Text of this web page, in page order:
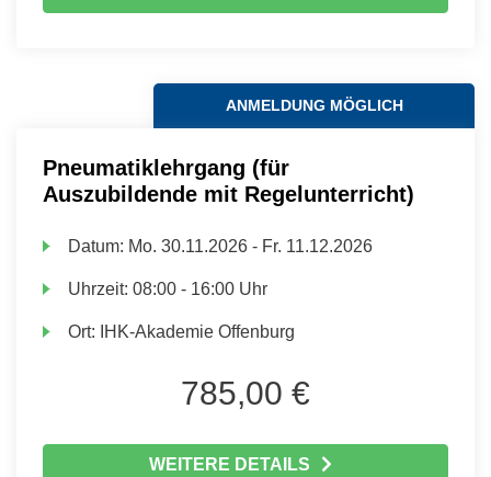
ANMELDUNG MÖGLICH
Pneumatiklehrgang (für
Auszubildende mit Regelunterricht)
Datum: Mo. 30.11.2026 - Fr. 11.12.2026
Uhrzeit:08:00 - 16:00 Uhr
Ort: IHK-Akademie Offenburg
785,00 €
WEITERE DETAILS